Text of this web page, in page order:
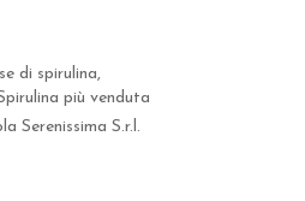
di spirulina,
più venduta
Serenissima S.r.l.